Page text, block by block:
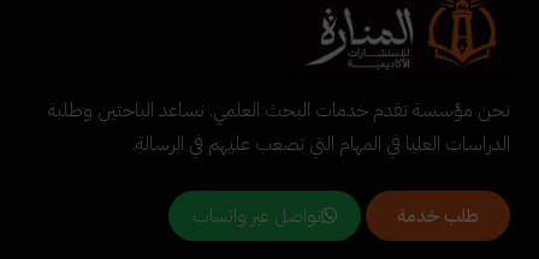
نحن مؤسسة تقدم خدمات البحث العلمي. نساعد الباحثين وطلبة
الدراسات العليا في المهام التي تصعب عليهم في الرسالة.
طلب خدمة تواصل عبر واتساب